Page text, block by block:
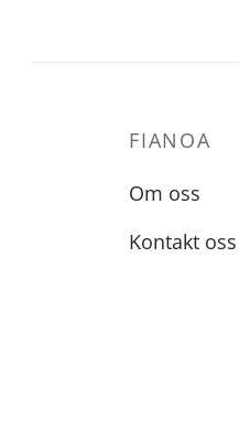
FIANOA
Om oss
Kontakt oss